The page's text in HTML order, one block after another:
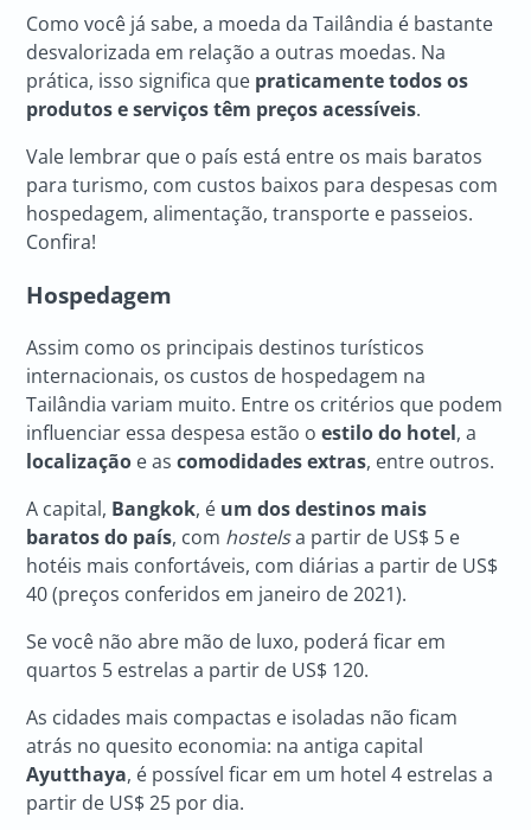
Como você já sabe, a moeda da Tailândia é bastante
desvalorizada em relação a outras moedas. Na
prática, isso significa que praticamente todos os
produtos e serviços têm preços acessíveis.
Vale lembrar que o país está entre os mais baratos
para turismo, com custos baixos para despesas com
hospedagem, alimentação, transporte e passeios.
Confira!
Hospedagem
Assim como os principais destinos turísticos
internacionais, os custos de hospedagem na
Tailândia variam muito. Entre os critérios que podem
influenciar essa despesa estão oestilo do hotel, a
localização e ascomodidades extras, entre outros.
A capital, Bangkok, é um dos destinos mais
baratos do país, com hostelsa partir de US$ 5 e
hotéis mais confortáveis, com diárias a partir de US$
40 (preços conferidos em janeiro de 2021).
Se você não abre mão de luxo, poderá ficar em
quartos 5 estrelas a partir de US$ 120.
As cidades mais compactas e isoladas não ficam
atrás no quesito economia: na antiga capital
Ayutthaya, é possível ficar em um hotel 4 estrelas a
partir de US$ 25 por dia.